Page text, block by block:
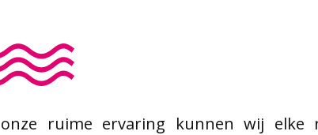
ruime ervaring kunnen wij elke